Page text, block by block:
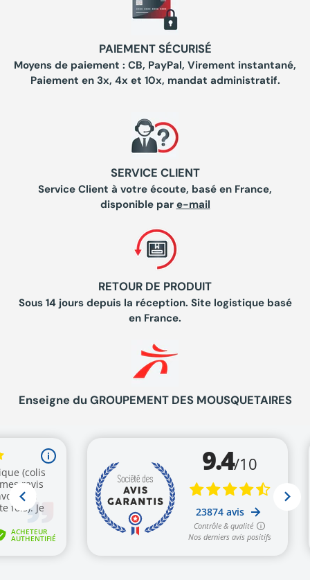
PAIEMENT SÉCURISÉ
Moyens de paiement : CB, PayPal, Virement instantané,
Paiement en 3x, 4x et 10x, mandat administratif.
SERVICE CLIENT
Service Client à votre écoute, basé en France,
disponible par e-mail
RETOUR DE PRODUIT
Sous 14 jours depuis la réception. Site logistique basé
en France.
Enseigne du GROUPEMENT DES MOUSQUETAIRES